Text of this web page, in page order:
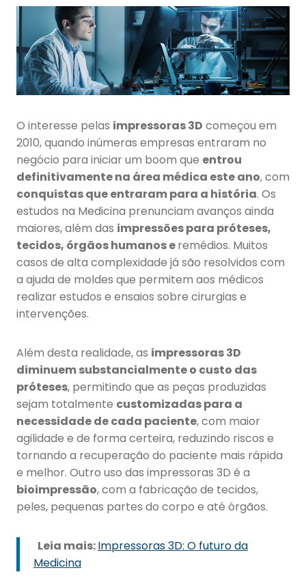
O interesse pelas impressoras 3D começou em
2010, quando inúmeras empresas entraram no
negócio para iniciar um boom que entrou
definitivamente na área médica este ano, com
conquistas que entraram para a história. Os
estudos na Medicina prenunciam avanços ainda
maiores, além das impressões para próteses,
tecidos, órgãos humanos eremédios. Muitos
casos de alta complexidade já são resolvidos com
a ajuda de moldes que permitem aos médicos
realizar estudos e ensaios sobre cirurgias e
intervenções.
Além desta realidade, as impressoras 3D
diminuem substancialmente o custo das
próteses, permitindo que as peças produzidas
sejam totalmente customizadas para a
necessidade de cada paciente, com maior
agilidade e de forma certeira, reduzindo riscos e
tornando a recuperação do paciente mais rápida
e melhor. Outro uso das impressoras 3D é a
bioimpressão, com a fabricação de tecidos,
peles, pequenas partes do corpo e até órgãos.
Leia mais:Impressoras 3D: O futuro da
Medicina